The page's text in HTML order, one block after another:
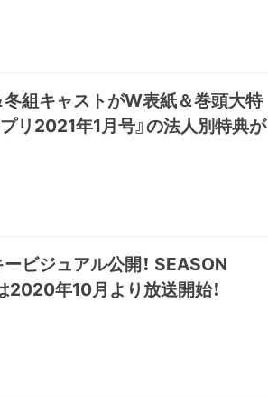
冬組キャストがW表紙＆巻頭大特
リ2021年1月号』の法人別特典が
ビジュアル公開！ SEASON
年10月より放送開始！